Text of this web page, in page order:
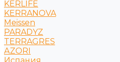
KERLIFE
KERRANOVA
Meissen
PARADYZ
TERRAGRES
АZORI